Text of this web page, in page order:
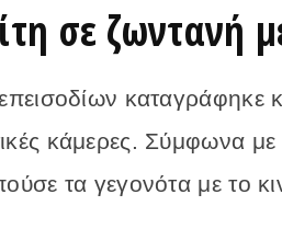
σε ζωντανή
καταγράφηκε
κάμερες. Σύμφωνα
τα γεγονότα με το